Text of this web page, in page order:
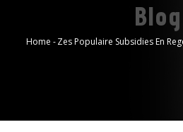
Blog
Home - Zes Populaire Subsidies En